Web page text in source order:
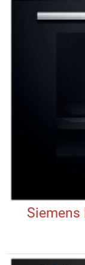
Siemens